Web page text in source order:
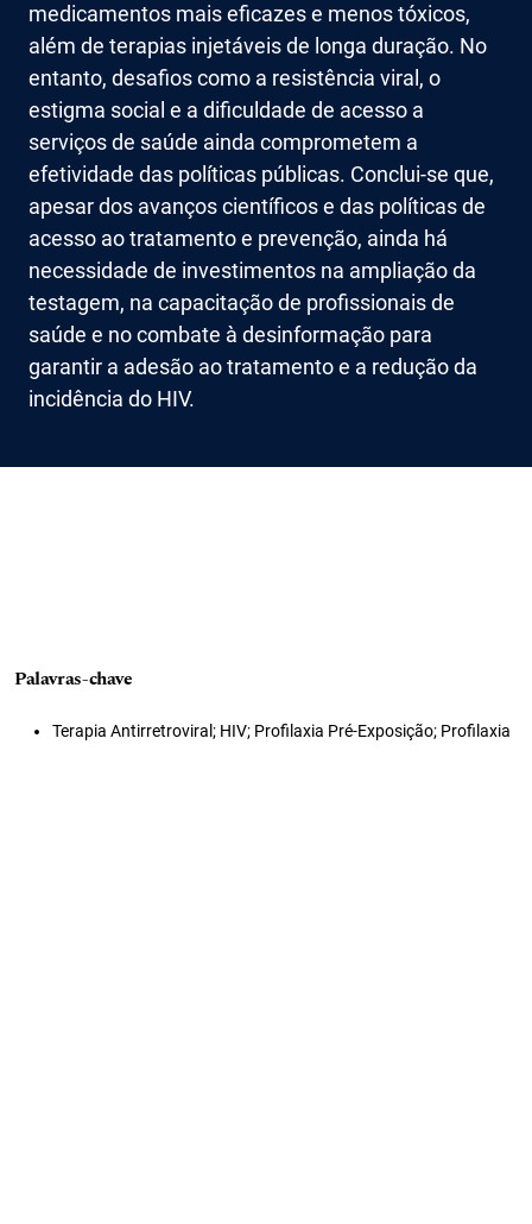
medicamentos mais eficazes e menos tóxicos,
além de terapias injetáveis de longa duração. No
entanto, desafios como a resistência viral, o
estigma social e a dificuldade de acesso a
serviços de saúde ainda comprometem a
efetividade das políticas públicas. Conclui-se que,
apesar dos avanços científicos e das políticas de
acesso ao tratamento e prevenção, ainda há
necessidade de investimentos na ampliação da
testagem, na capacitação de profissionais de
saúde e no combate à desinformação para
garantir a adesão ao tratamento e a redução da
incidência do HIV.
Palavras-chave
Terapia Antirretroviral; HIV; Profilaxia Pré-Exposição; Profilaxia